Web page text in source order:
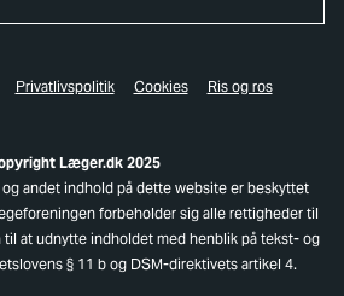
Privatlivspolitik Cookies Ris og ros
Læger.dk 2025
andet indhold på dette website er beskyttet
forbeholder sig alle rettigheder til
at udnytte indholdet med henblik på tekst- og
§ 11 b og DSM-direktivets artikel 4.